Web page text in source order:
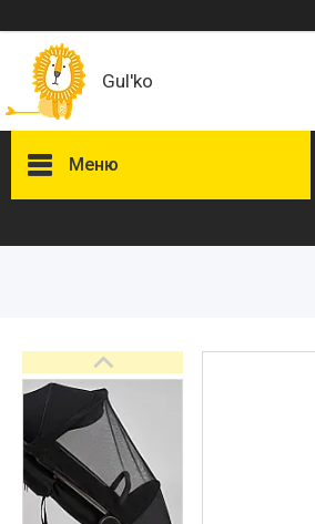
Gul'ko
Меню
ТОП товарів Пакунок Малюка
Підбірка товарів для малюка
до року (7000 грн)
Автокрісла
Дитячі візочки
Меблі дитячі